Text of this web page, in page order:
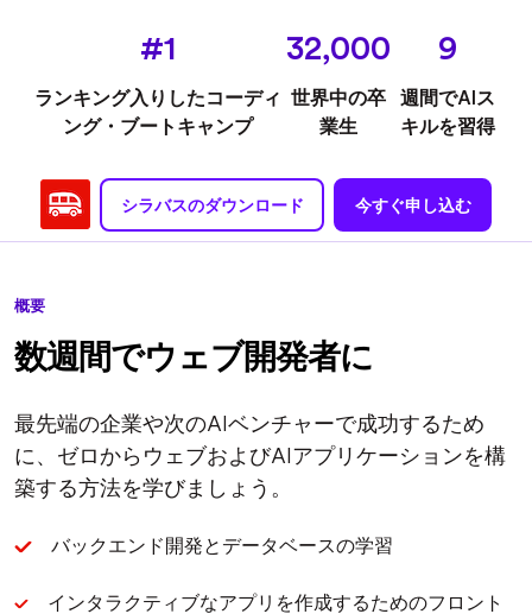
#1
ランキング入りしたコーディ
ング・ブートキャンプ
32,000
世界中の卒
業生
9
週間でAIス
キルを習得
シラバスのダウンロード 今すぐ申し込む
概要
数週間でウェブ開発者に
最先端の企業や次のAIベンチャーで成功するため
に、ゼロからウェブおよびAIアプリケーションを構
築する方法を学びましょう。
バックエンド開発とデータベースの学習
インタラクティブなアプリを作成するためのフロント